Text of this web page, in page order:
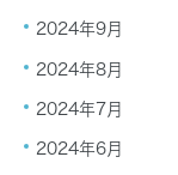
2024年9月
2024年8月
2024年7月
2024年6月